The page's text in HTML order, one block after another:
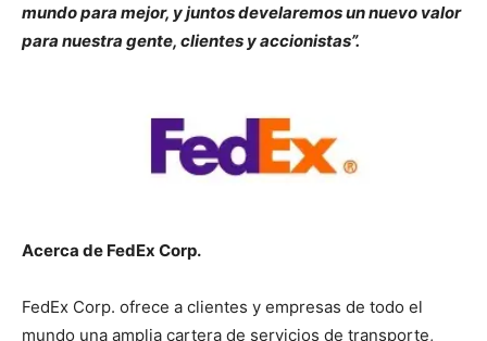
mundo para mejor, y juntos develaremos un nuevo valor
para nuestra gente, clientes y accionistas”.
Acerca de FedEx Corp.
FedEx Corp. ofrece a clientes y empresas de todo el
mundo una amplia cartera de servicios de transporte,